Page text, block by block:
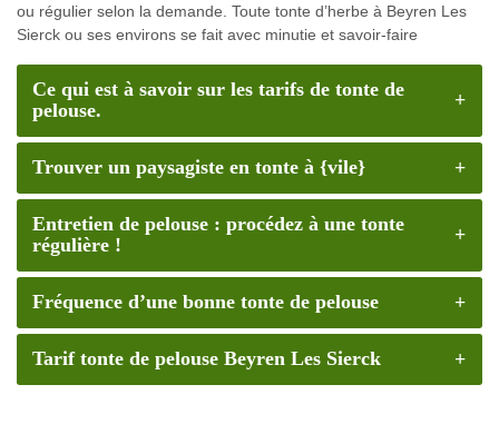
ou régulier selon la demande. Toute tonte d’herbe à Beyren Les
Sierck ou ses environs se fait avec minutie et savoir-faire
Ce qui est à savoir sur les tarifs de tonte de
pelouse.
Trouver un paysagiste en tonte à {vile}
Entretien de pelouse : procédez à une tonte
régulière !
Fréquence d’une bonne tonte de pelouse
Tarif tonte de pelouse Beyren Les Sierck